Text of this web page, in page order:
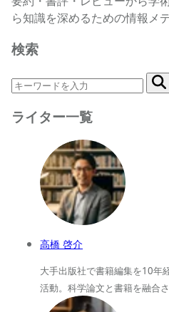
ら知識を深めるための情報メ
検索
ライター一覧
高橋 啓介
大手出版社で書籍編集を10年
活動。科学論文と書籍を融合